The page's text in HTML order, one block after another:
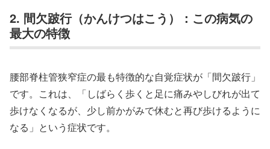
2. 間欠跛行（かんけつはこう）：この病気の
最大の特徴
腰部脊柱管狭窄症の最も特徴的な自覚症状が「間欠跛行」
です。これは、「しばらく歩くと足に痛みやしびれが出て
歩けなくなるが、少し前かがみで休むと再び歩けるように
なる」という症状です。